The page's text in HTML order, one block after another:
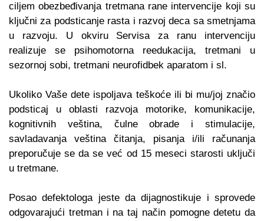
ciljem obezbeđivanja tretmana rane intervencije koji su
ključni za podsticanje rasta i razvoj deca sa smetnjama
u razvoju. U okviru Servisa za ranu intervenciju
realizuje se psihomotorna reedukacija, tretmani u
sezornoj sobi, tretmani neurofidbek aparatom i sl.
Ukoliko Vaše dete ispoljava teškoće ili bi mu/joj značio
podsticaj u oblasti razvoja motorike, komunikacije,
kognitivnih veština, čulne obrade i stimulacije,
savladavanja veština čitanja, pisanja i/ili računanja
preporučuje se da se već od 15 meseci starosti uključi
u tretmane.
Posao defektologa jeste da dijagnostikuje i sprovede
odgovarajući tretman i na taj način pomogne detetu da